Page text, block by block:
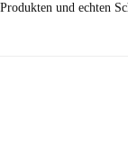
und echten